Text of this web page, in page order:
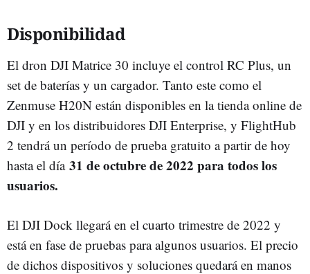
Disponibilidad
El dron DJI Matrice 30 incluye el control RC Plus, un
set de baterías y un cargador. Tanto este como el
Zenmuse H20N están disponibles en la tienda online de
DJI y en los distribuidores DJI Enterprise, y FlightHub
2 tendrá un período de prueba gratuito a partir de hoy
hasta el día 31 de octubre de 2022 para todos los
usuarios.
El DJI Dock llegará en el cuarto trimestre de 2022 y
está en fase de pruebas para algunos usuarios. El precio
de dichos dispositivos y soluciones quedará en manos